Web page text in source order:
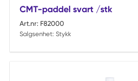
CMT-paddel svart /stk
Art.nr: F82000
Salgsenhet: Stykk